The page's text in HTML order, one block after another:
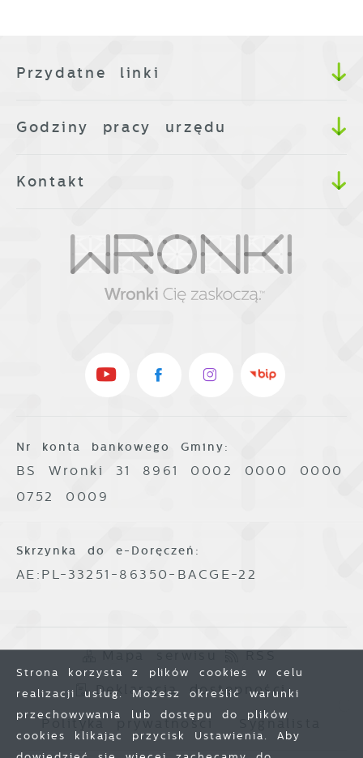
Przydatne linki
Godziny pracy urzędu
Kontakt
Nr konta bankowego Gminy:
BS Wronki 31 8961 0002 0000 0000
0752 0009
Skrzynka do e-Doręczeń:
AE:PL-33251-86350-BACGE-22
Mapa serwisu RSS
Deklaracja dostępności
Polityka prywatności Sygnalista
Strona korzysta z plików cookies w celu
realizacji usług. Możesz określić warunki
przechowywania lub dostępu do plików
cookies klikając przycisk Ustawienia. Aby